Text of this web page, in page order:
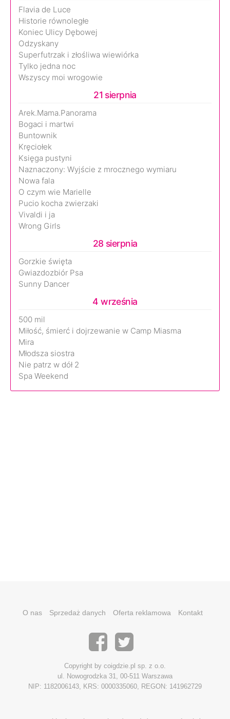
Flavia de Luce
Historie równoległe
Koniec Ulicy Dębowej
Odzyskany
Superfutrzak i złośliwa wiewiórka
Tylko jedna noc
Wszyscy moi wrogowie
21 sierpnia
Arek.Mama.Panorama
Bogaci i martwi
Buntownik
Kręciołek
Księga pustyni
Naznaczony: Wyjście z mrocznego wymiaru
Nowa fala
O czym wie Marielle
Pucio kocha zwierzaki
Vivaldi i ja
Wrong Girls
28 sierpnia
Gorzkie święta
Gwiazdozbiór Psa
Sunny Dancer
4 września
500 mil
Miłość, śmierć i dojrzewanie w Camp Miasma
Mira
Młodsza siostra
Nie patrz w dół 2
Spa Weekend
O nas Sprzedaż danych Oferta reklamowa Kontakt
Copyright by coigdzie.pl sp. z o.o.
ul. Nowogrodzka 31, 00-511 Warszawa
NIP: 1182006143, KRS: 0000335060, REGON: 141962729